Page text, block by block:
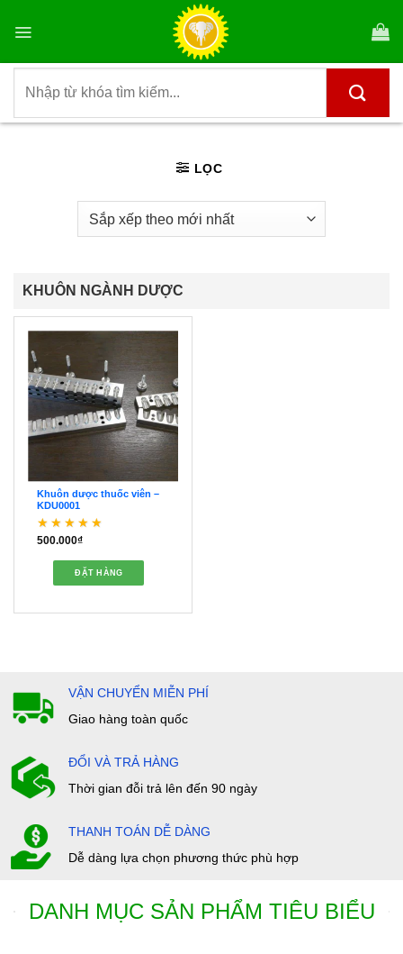
qua
dung
kiếm:
LỌC
KHUÔN NGÀNH DƯỢC
Khuôn dược thuốc viên –
KDU0001
Được xếp hạng
500.000₫
ĐẶT HÀNG
VẬN CHUYỂN MIỄN PHÍ
Giao hàng toàn quốc
ĐỔI VÀ TRẢ HÀNG
Thời gian đỗi trả lên đến 90 ngày
THANH TOÁN DỄ DÀNG
Dễ dàng lựa chọn phương thức phù hợp
DANH MỤC SẢN PHẨM TIÊU BIỂU